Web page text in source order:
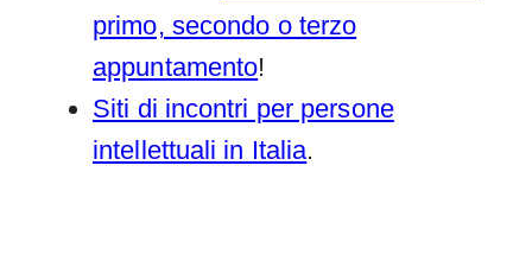
primo, secondo o terzo
appuntamento!
Siti di incontri per persone
intellettuali in Italia.